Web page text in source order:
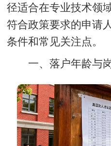
径适合在专业技术领
符合政策要求的申请
条件和常见关注点。
一、落户年龄与